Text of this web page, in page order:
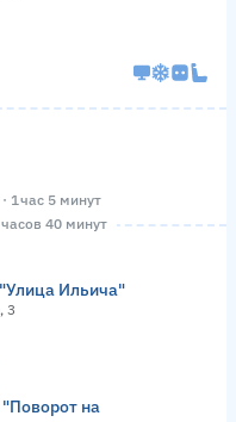
1 час 5 минут
40 минут
Ильича"
3
"Поворот на